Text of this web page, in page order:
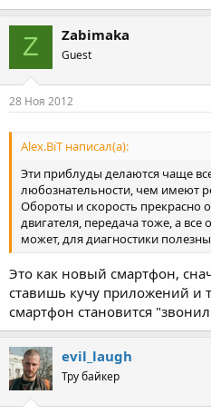
Z Zabimaka
Guest
28 Ноя 2012
Alex.BiT написал(а):
Эти приблуды делаются чаще
любознательности, чем имеют
Обороты и скорость прекрасно
двигателя, передача тоже, а
может, для диагностики
Это как новый смартфон,
ставишь кучу приложений и
смартфон становится
evil_laugh
Тру байкер